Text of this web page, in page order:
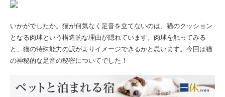
いかがでしたか。猫が何気なく足音を立てないのは、猫のクッション
となる肉球という構造的な理由が隠れています。肉球を触ってみる
と、猫の特殊能力の訳がよりイメージできるかと思います。今回は猫
の神秘的な足音の秘密についてでした！